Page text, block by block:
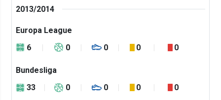
2013/2014
Europa League
6
0 0 0 0
Bundesliga
33
0 0 0 0